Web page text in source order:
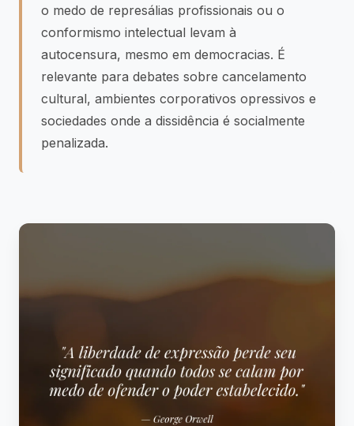
o medo de represálias profissionais ou o
conformismo intelectual levam à
autocensura, mesmo em democracias. É
relevante para debates sobre cancelamento
cultural, ambientes corporativos opressivos e
sociedades onde a dissidência é socialmente
penalizada.